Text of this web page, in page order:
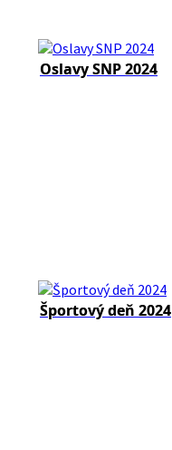
Oslavy SNP 2024
Športový deň 2024